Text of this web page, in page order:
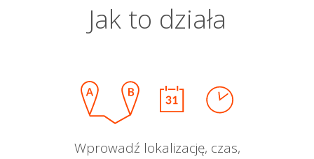
Jak to działa
Wprowadź lokalizację, czas,